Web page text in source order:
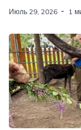
Июль 29, 2026 1